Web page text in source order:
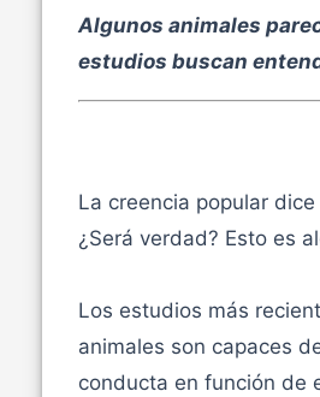
Algunos animales
estudios buscan
La creencia popular
¿Será verdad? Esto es
Los estudios más
animales son capaces
conducta en función de